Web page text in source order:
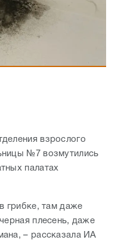
взрослого
№7 возмутились
палатах
грибке, там даже
плесень, даже
– рассказала ИА